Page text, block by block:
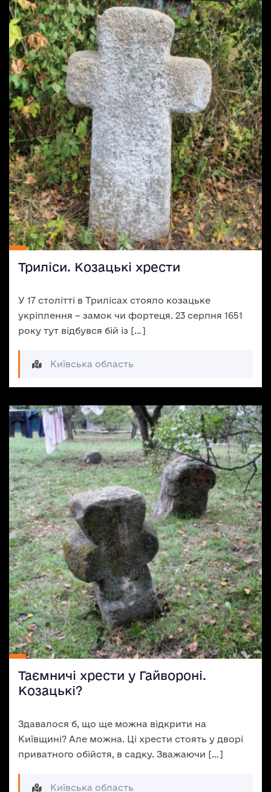
Триліси. Козацькі хрести
У 17 столітті в Трилісах стояло козацьке
укріплення – замок чи фортеця. 23 серпня 1651
року тут відбувся бій із […]
Київська область
Таємничі хрести у Гайвороні.
Козацькі?
Здавалося б, що ще можна відкрити на
Київщині? Але можна. Ці хрести стоять у дворі
приватного обійстя, в садку. Зважаючи […]
Київська область